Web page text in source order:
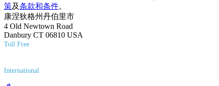
策及条款和条件。
康涅狄格州丹伯里市
4 Old Newtown Road
Danbury CT 06810 USA
Toll Free
International